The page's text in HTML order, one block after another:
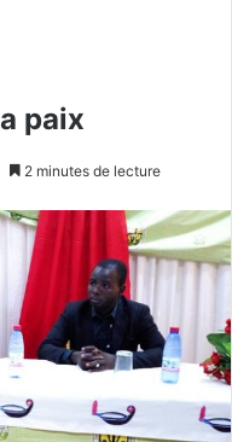
paix
2 minutes de lecture